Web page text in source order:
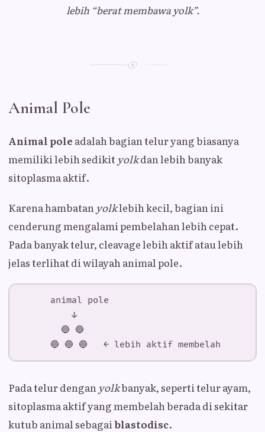
lebih “berat membawa yolk”.
Animal Pole
Animal pole adalah bagian telur yang biasanya
memiliki lebih sedikit yolkdan lebih banyak
sitoplasma aktif.
Karena hambatan yolklebih kecil, bagian ini
cenderung mengalami pembelahan lebih cepat.
Pada banyak telur, cleavage lebih aktif atau lebih
jelas terlihat di wilayah animal pole.
          ↓
Pada telur dengan yolkbanyak, seperti telur ayam,
sitoplasma aktif yang membelah berada di sekitar
kutub animal sebagai blastodisc.